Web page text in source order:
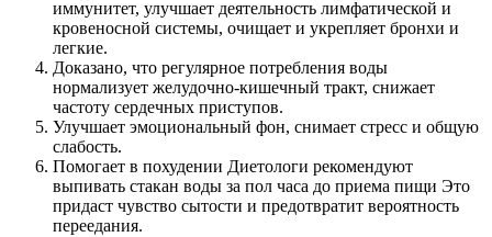
иммунитет, улучшает деятельность лимфатической и
кровеносной системы, очищает и укрепляет бронхи и
легкие.
Доказано, что регулярное потребления воды
нормализует желудочно-кишечный тракт, снижает
частоту сердечных приступов.
Улучшает эмоциональный фон, снимает стресс и общую
слабость.
Помогает в похудении Диетологи рекомендуют
выпивать стакан воды за пол часа до приема пищи Это
придаст чувство сытости и предотвратит вероятность
переедания.